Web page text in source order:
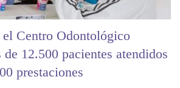
Centro Odontológico
12.500 pacientes atendidos
prestaciones